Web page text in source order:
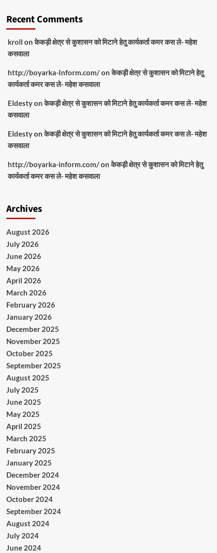
Recent Comments
kroll onकेकड़ी क्षेत्र से कुशासन को मिटाने हेतु कार्यकर्ता कमर कस ले- महेश
कसवाला
http://boyarka-Inform.com/onकेकड़ी क्षेत्र से कुशासन को मिटाने हेतु
कार्यकर्ता कमर कस ले- महेश कसवाला
Eldestyonकेकड़ी क्षेत्र से कुशासन को मिटाने हेतु कार्यकर्ता कमर कस ले- महेश
कसवाला
Eldestyonकेकड़ी क्षेत्र से कुशासन को मिटाने हेतु कार्यकर्ता कमर कस ले- महेश
कसवाला
http://boyarka-inform.com/onकेकड़ी क्षेत्र से कुशासन को मिटाने हेतु
कार्यकर्ता कमर कस ले- महेश कसवाला
Archives
August 2026
July 2026
June 2026
May 2026
April 2026
March 2026
February 2026
January 2026
December 2025
November 2025
October 2025
September 2025
August 2025
July 2025
June 2025
May 2025
April 2025
March 2025
February 2025
January 2025
December 2024
November 2024
October 2024
September 2024
August 2024
July 2024
June 2024